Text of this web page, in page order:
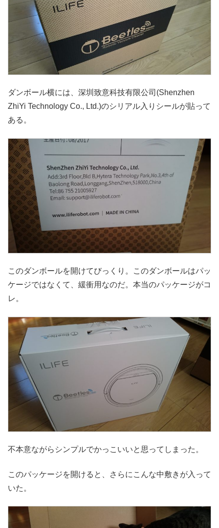
ダンボール横には、深圳致意科技有限公司(Shenzhen
ZhiYi Technology Co., Ltd.)のシリアル入りシールが貼って
ある。
このダンボールを開けてびっくり。このダンボールはパッ
ケージではなくて、緩衝用なのだ。本当のパッケージがコ
レ。
不本意ながらシンプルでかっこいいと思ってしまった。
このパッケージを開けると、さらにこんな中敷きが入って
いた。